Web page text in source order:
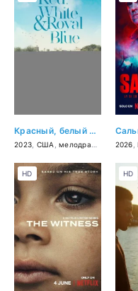
Красный, белый и королевский синий
2023 США ,мелодрама комедия
2026 ,
HD HD